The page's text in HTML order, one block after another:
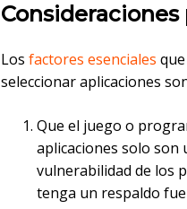
Consideraciones
Los factores esenciales
seleccionar aplicaciones
Que el juego o
aplicaciones solo son
vulnerabilidad de los
tenga un respaldo